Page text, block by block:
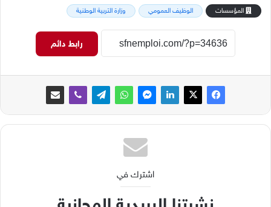
المؤسسات
الوظيف العمومي وزارة التربية الوطنية
رابط دائم
اشترك في